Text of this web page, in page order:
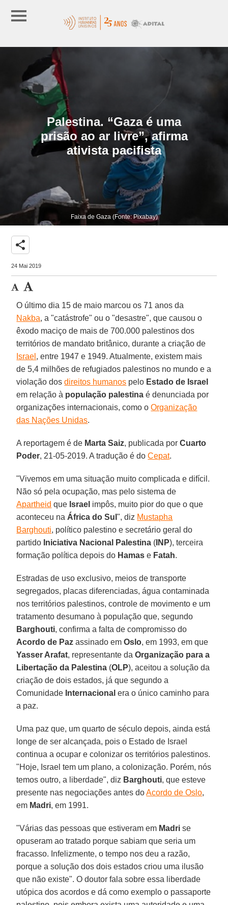
Palestina. “Gaza é uma
prisão ao ar livre”, afirma
ativista pacifista
Faixa de Gaza (Fonte: Pixabay)
share
24 Mai 2019
O último dia 15 de maio marcou os 71 anos da
Nakba, a "catástrofe" ou o "desastre", que causou o
êxodo maciço de mais de 700.000 palestinos dos
territórios de mandato britânico, durante a criação de
Israel , entre 1947 e 1949. Atualmente, existem mais
de 5,4 milhões de refugiados palestinos no mundo e a
violação dosdireitos humanos pelo Estado de Israel
em relação à população palestina é denunciada por
organizações internacionais, como oOrganização
das Nações Unidas.
A reportagem é de Marta Saiz, publicada porCuarto
Poder, 21-05-2019. A tradução é doCepat.
"Vivemos em uma situação muito complicada e difícil.
Não só pela ocupação, mas pelo sistema de
Apartheid que Israel impôs, muito pior do que o que
aconteceu na África do Sul", diz Mustapha
Barghouti, político palestino e secretário geral do
partido Iniciativa Nacional Palestina ( INP), terceira
formação política depois do Hamas e Fatah.
Estradas de uso exclusivo, meios de transporte
segregados, placas diferenciadas, água contaminada
nos territórios palestinos, controle de movimento e um
tratamento desumano à população que, segundo
Barghouti, confirma a falta de compromisso do
Acordo de Paz assinado emOslo, em 1993, em que
Yasser Arafat, representante daOrganização para a
Libertação da Palestina (OLP), aceitou a solução da
criação de dois estados, já que segundo a
Comunidade Internacional era o único caminho para
a paz.
Uma paz que, um quarto de século depois, ainda está
longe de ser alcançada, pois o Estado de Israel
continua a ocupar e colonizar os territórios palestinos.
"Hoje, Israel tem um plano, a colonização. Porém, nós
temos outro, a liberdade", diz Barghouti, que esteve
presente nas negociações antes doAcordo de Oslo,
em Madri, em 1991.
"Várias das pessoas que estiveram em Madri se
opuseram ao tratado porque sabiam que seria um
fracasso. Infelizmente, o tempo nos deu a razão,
porque a solução dos dois estados criou uma ilusão
que não existe". O doutor fala sobre essa liberdade
utópica dos acordos e dá como exemplo o passaporte